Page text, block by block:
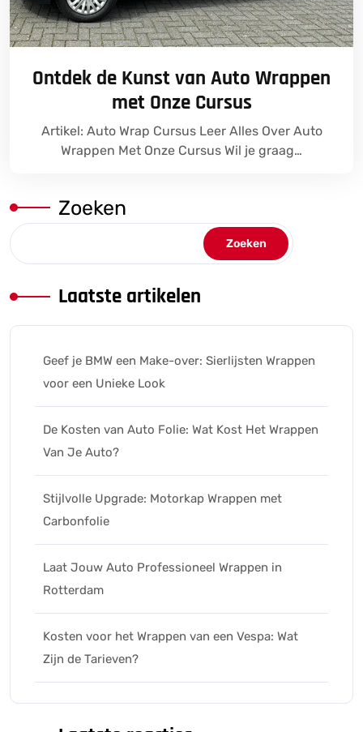
Ontdek de Kunst van Auto Wrappen
met Onze Cursus
Artikel: Auto Wrap Cursus Leer Alles Over Auto
Wrappen Met Onze Cursus Wil je graag…
Zoeken
Zoeken
Laatste artikelen
Geef je BMW een Make-over: Sierlijsten Wrappen
voor een Unieke Look
De Kosten van Auto Folie: Wat Kost Het Wrappen
Van Je Auto?
Stijlvolle Upgrade: Motorkap Wrappen met
Carbonfolie
Laat Jouw Auto Professioneel Wrappen in
Rotterdam
Kosten voor het Wrappen van een Vespa: Wat
Zijn de Tarieven?